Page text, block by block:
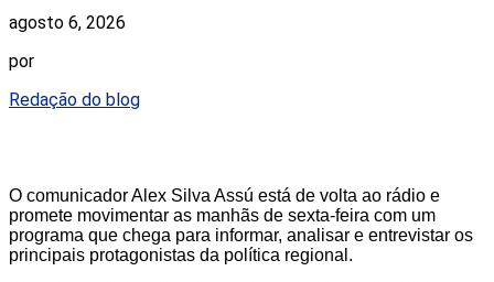
agosto 6, 2026
por
Redação do blog
O comunicador Alex Silva Assú está de volta ao rádio e
promete movimentar as manhãs de sexta-feira com um
programa que chega para informar, analisar e entrevistar os
principais protagonistas da política regional.